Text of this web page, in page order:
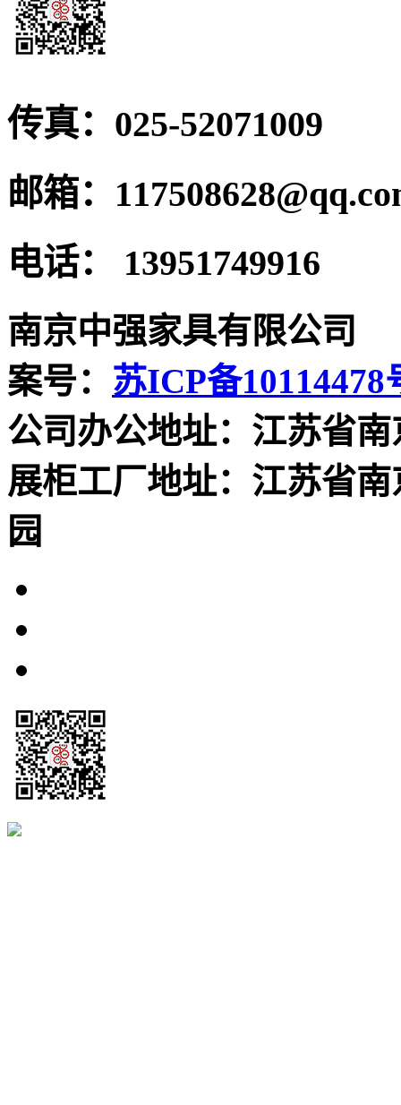
传真： 025-52071009
邮箱：
电话： 13951749916
南京中强家具有限公
案号： 苏ICP备10114478
公司办公地址：江苏省
展柜工厂地址：江苏省
园